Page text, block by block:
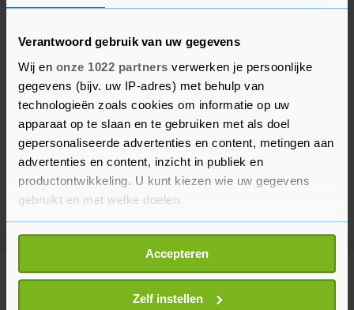
Verantwoord gebruik van uw gegevens
Wij en onze 1022 partners verwerken je persoonlijke
gegevens (bijv. uw IP-adres) met behulp van
technologieën zoals cookies om informatie op uw
apparaat op te slaan en te gebruiken met als doel
gepersonaliseerde advertenties en content, metingen aan
advertenties en content, inzicht in publiek en
productontwikkeling. U kunt kiezen wie uw gegevens
gebruikt en met welke doelen.
Als u het toestaat, willen we ook graag:
Informatie verzamelen over uw geografische
locatie, die tot een paar meter nauwkeurig kan zijn
Uw apparaat identificeren door het actief te
Accepteren
Zelf instellen
Meer uit Binnenland